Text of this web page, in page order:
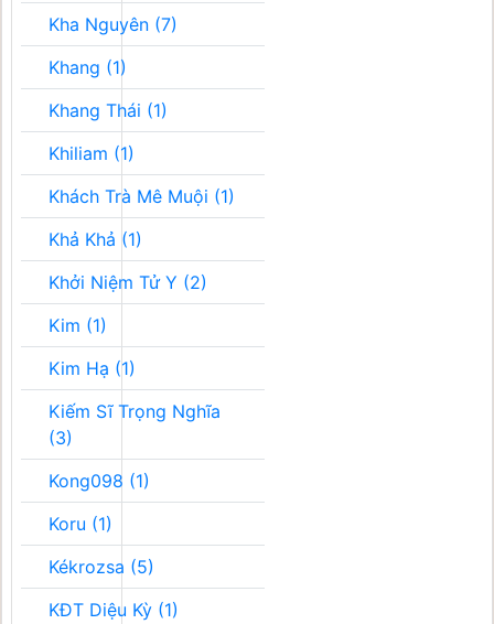
Kha Nguyên (7)
Khang (1)
Khang Thái (1)
Khiliam (1)
Khách Trà Mê Muội (1)
Khả Khả (1)
Khởi Niệm Tử Y (2)
Kim (1)
Kim Hạ (1)
Kiếm Sĩ Trọng Nghĩa
(3)
Kong098 (1)
Koru (1)
Kékrozsa (5)
KĐT Diệu Kỳ (1)